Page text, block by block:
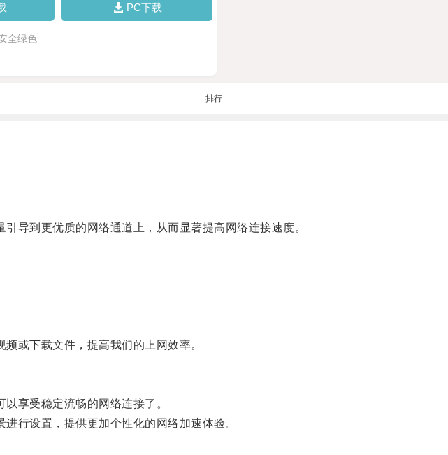
PC下载
全绿色
排行
到更优质的网络通道上，从而显著提高网络连接速度。
或下载文件，提高我们的上网效率。
享受稳定流畅的网络连接了。
行设置，提供更加个性化的网络加速体验。